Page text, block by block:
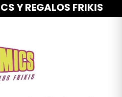
Y REGALOS FRIKIS